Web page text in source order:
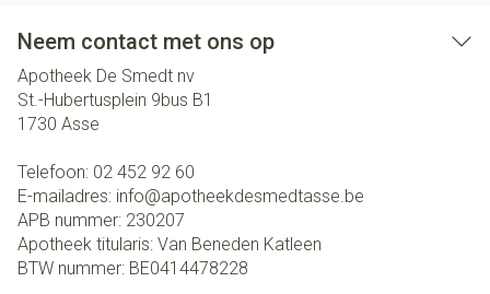
Neem contact met ons op
Apotheek De Smedt nv
St.-Hubertusplein 9bus B1
1730 Asse
Telefoon: 02 452 92 60
E-mailadres: info@apotheekdesmedtasse.be
APB nummer: 230207
Apotheek titularis: Van Beneden Katleen
BTW nummer: BE0414478228